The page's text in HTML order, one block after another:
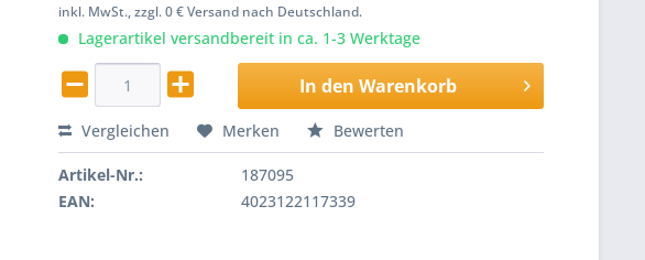
inkl. MwSt., zzgl. 0 € Versand nach Deutschland.
Lagerartikel versandbereit in ca. 1-3 Werktage
In den Warenkorb
Vergleichen Merken Bewerten
Artikel-Nr.:
187095
EAN:
4023122117339